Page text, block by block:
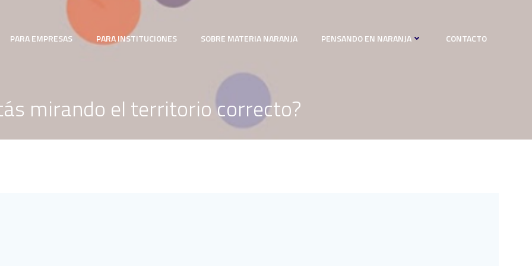
PARA EMPRESAS PARA INSTITUCIONES SOBRE MATERIA NARANJA PENSANDO EN NARANJA CONTACTO
mirando el territorio correcto?